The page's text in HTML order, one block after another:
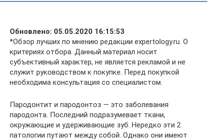
Обновлено: 05.05.2020 16:15:53
*Обзор лучших по мнению редакции expertology.ru. О
критериях отбора. Данный материал носит
субъективный характер, не является рекламой и не
служит руководством к покупке. Перед покупкой
необходима консультация со специалистом.
Пародонтит и пародонтоз — это заболевания
пародонта. Последний подразумевает ткани,
окружающие и удерживающие зуб. Нередко эти 2
патологии путают между собой. Однако они имеют